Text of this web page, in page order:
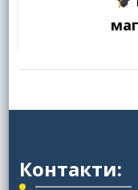
Контакти: